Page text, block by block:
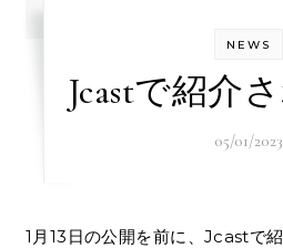
NEWS
Jcastで紹介
05/01/2023
1月13日の公開を前に、Jcastで紹介いだきました。いくつ